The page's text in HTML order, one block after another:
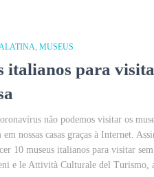
MUSEUS
italianos para
não podemos visitar os
em nossas casas graças à Internet.
10 museus italianos para visitar
e le Attività Culturale del Turismo,